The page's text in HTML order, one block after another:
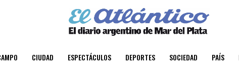
CIUDAD ESPECTÁCULOS DEPORTES SOCIEDAD PAÍS